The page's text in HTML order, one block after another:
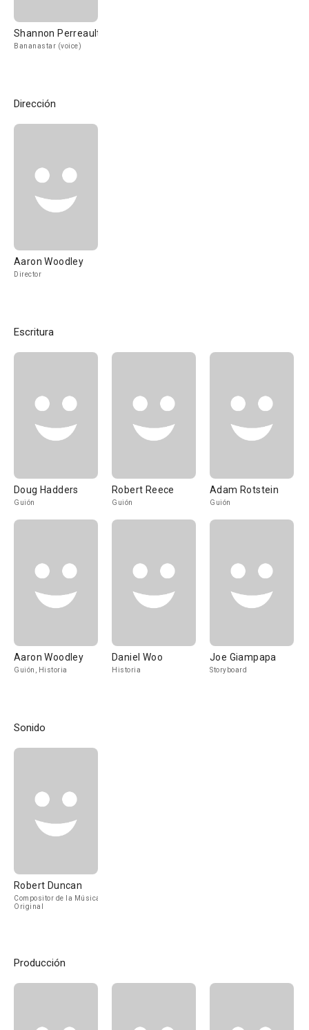
Shannon Perreault
Bananastar (voice)
Dirección
Aaron Woodley
Director
Escritura
Doug Hadders
Guión
Robert Reece
Guión
Adam Rotstein
Guión
Aaron Woodley
Guión, Historia
Daniel Woo
Historia
Joe Giampapa
Storyboard
Sonido
Robert Duncan
Compositor de la Música
Original
Producción